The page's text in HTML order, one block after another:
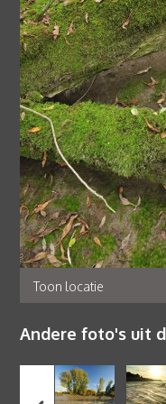
Toon locatie
Andere foto's uit